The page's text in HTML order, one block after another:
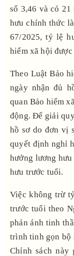
số 3,46 và có
hưu chính thức
67/2025, tỷ lệ
hiểm xã hội được
Theo Luật Bảo
ngày nhận đủ
quan Bảo hiểm
động. Để giải
hồ sơ do đơn vị
quyết định nghỉ
hưởng lương
hưu trước tuổi.
Việc không trừ
trước tuổi theo
phản ánh tinh
trình tinh gọn bộ
Chính sách